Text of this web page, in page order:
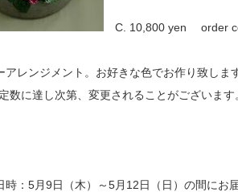
C. 10,800 yen order
アレンジメント。お好きな色でお作り致します
数に達し次第、変更されることがございます
時：5月9日（木）～5月12日（日）の間にお